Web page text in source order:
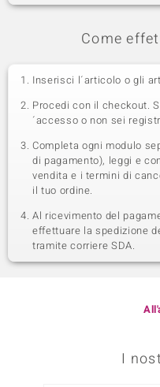
Come
Inserisci l´articolo o gli
Procedi con il checkout.
´accesso o non sei
Completa ogni modulo
di pagamento), leggi e
vendita e i termini di
il tuo ordine.
Al ricevimento del
effettuare la spedizione
tramite corriere SDA.
I